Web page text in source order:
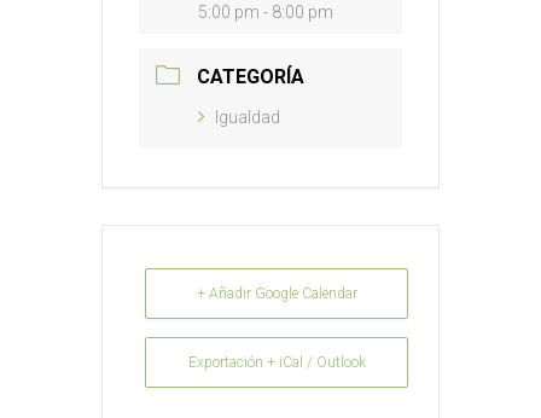
5:00 pm - 8:00 pm
CATEGORÍA
Igualdad
+ Añadir Google Calendar
Exportación + iCal / Outlook